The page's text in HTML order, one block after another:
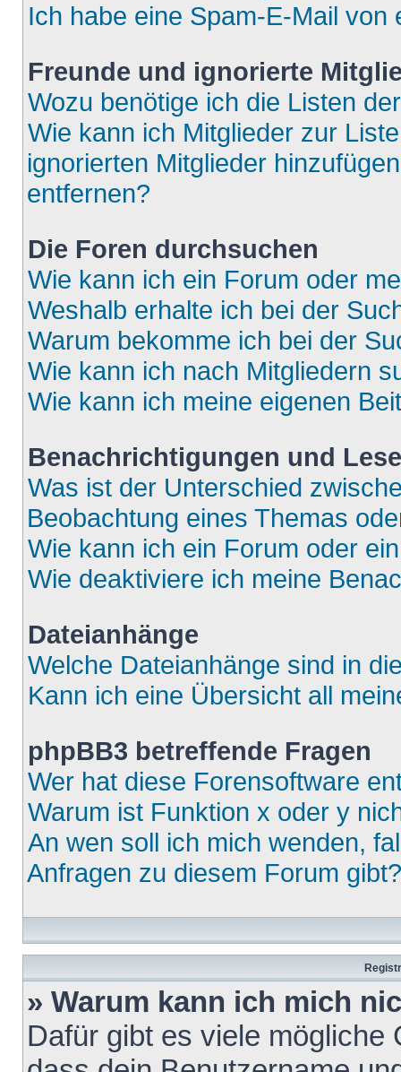
Ich habe eine Spam-E-Mail
Freunde und ignorierte
Wozu benötige ich die Listen
Wie kann ich Mitglieder zur
ignorierten Mitglieder
entfernen?
Die Foren durchsuchen
Wie kann ich ein Forum oder
Weshalb erhalte ich bei der
Warum bekomme ich bei der
Wie kann ich nach Mitgliedern
Wie kann ich meine eigenen
Benachrichtigungen und
Was ist der Unterschied
Beobachtung eines Themas
Wie kann ich ein Forum oder
Wie deaktiviere ich meine
Dateianhänge
Welche Dateianhänge sind in
Kann ich eine Übersicht all
phpBB3 betreffende Fragen
Wer hat diese Forensoftware
Warum ist Funktion x oder y
An wen soll ich mich wenden,
Anfragen zu diesem Forum gibt?
» Warum kann ich mich
Dafür gibt es viele